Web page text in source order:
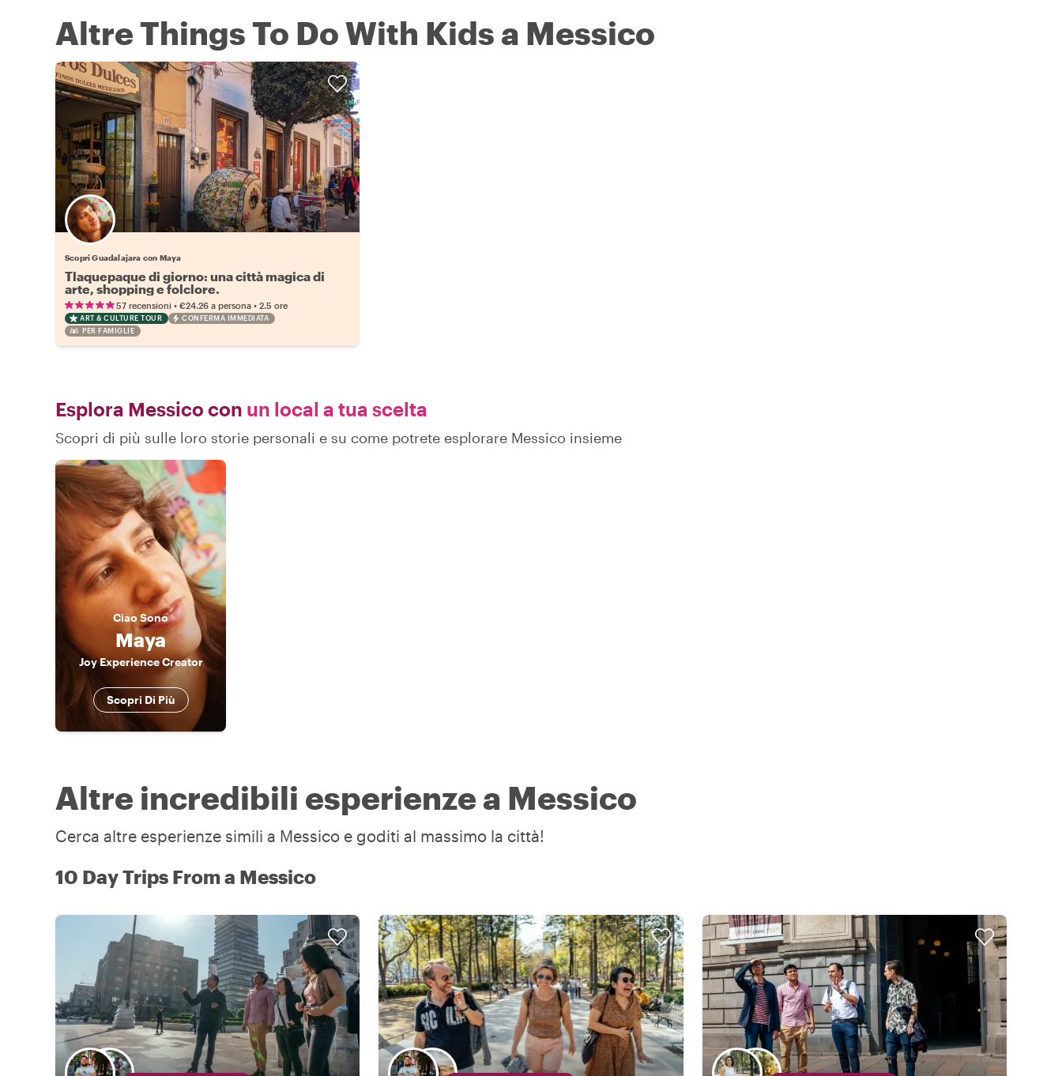
Altre Things To Do With Kids a Messico
Scopri Guadalajara con Maya
Tlaquepaque di giorno: una città magica di
arte, shopping e folclore.
57 recensioni • €24.26 a persona • 2.5 ore
ART & CULTURE TOUR
CONFERMA IMMEDIATA
PER FAMIGLIE
Esplora Messico con un local a tua scelta
Scopri di più sulle loro storie personali e su come potrete esplorare Messico insieme
CiaoSono
Maya
Joy Experience Creator
Scopri Di Più
Altre incredibili esperienze a Messico
Cerca altre esperienze simili a Messico e goditi al massimo la città!
10 Day Trips From a Messico